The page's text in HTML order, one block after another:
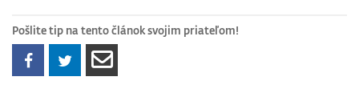
Pošlite tip na tento článok svojim priateľom!